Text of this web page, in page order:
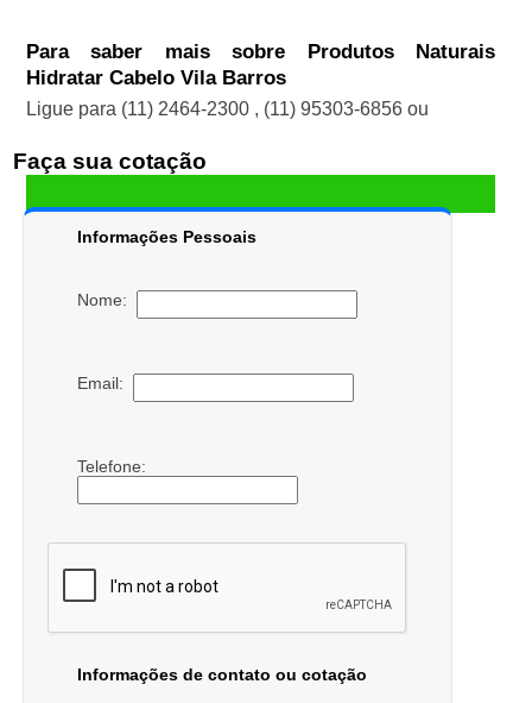
Para saber mais sobre Produtos Naturais
Hidratar Cabelo Vila Barros
Ligue para (11) 2464-2300 , (11) 95303-6856 ou
Faça sua cotação
Informações Pessoais
Nome:
Email:
Telefone:
Informações de contato ou cotação